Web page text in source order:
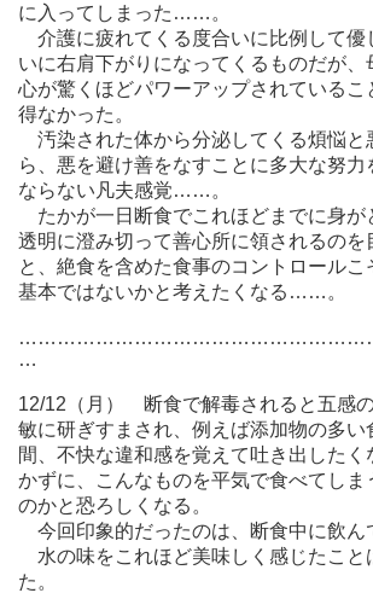
に入ってしまった……。
介護に疲れてくる度合いに比例して優
いに右肩下がりになってくるものだが、
心が驚くほどパワーアップされているこ
得なかった。
汚染された体から分泌してくる煩悩と
ら、悪を避け善をなすことに多大な努
ならない凡夫感覚……。
たかが一日断食でこれほどまでに身が
透明に澄み切って善心所に領されるのを
と、絶食を含めた食事のコントロール
基本ではないかと考えたくなる……。
…
12/12（月） 断食で解毒されると五感
敏に研ぎすまされ、例えば添加物の多い
間、不快な違和感を覚えて吐き出した
かずに、こんなものを平気で食べてしま
のかと恐ろしくなる。
今回印象的だったのは、断食中に飲ん
水の味をこれほど美味しく感じたこと
た。